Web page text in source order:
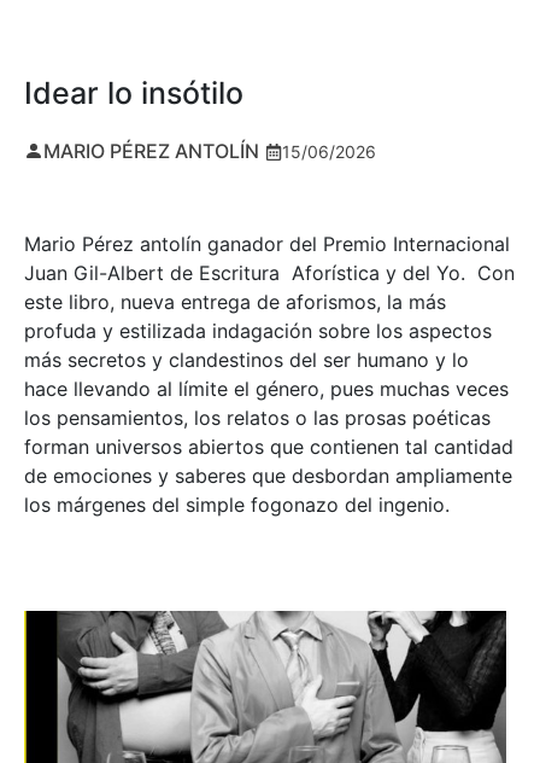
Idear lo insótilo
MARIO PÉREZ ANTOLÍN 15/06/2026
Mario Pérez antolín ganador del Premio Internacional
Juan Gil-Albert de Escritura Aforística y del Yo. Con
este libro, nueva entrega de aforismos, la más
profuda y estilizada indagación sobre los aspectos
más secretos y clandestinos del ser humano y lo
hace llevando al límite el género, pues muchas veces
los pensamientos, los relatos o las prosas poéticas
forman universos abiertos que contienen tal cantidad
de emociones y saberes que desbordan ampliamente
los márgenes del simple fogonazo del ingenio.